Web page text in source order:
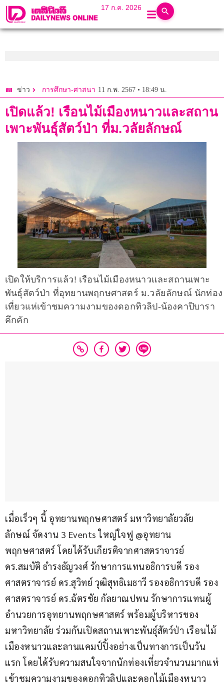
17 ก.ค. 2026
ข่าว การศึกษา-ศาสนา 11 ก.พ. 2567 • 18:49 น.
เปิดแล้ว! เรือนไม้เมืองหนาวและสถาน
เพาะพันธุ์สัตว์ป่า ที่ม.วลัยลักษณ์
เปิดให้บริการแล้ว! เรือนไม้เมืองหนาวและสถานเพาะ
พันธุ์สัตว์ป่า ที่อุทยานพฤกษศาสตร์ ม.วลัยลักษณ์ นักท่อง
เที่ยวแห่เข้าชมความงามของดอกทิวลิป-น้องคาปิบารา
คึกคัก
เมื่อเร็วๆ นี้ อุทยานพฤกษศาสตร์ มหาวิทยาลัยวลัย
ลักษณ์ จัดงาน 3 Events ใหญ่ใจฟู @อุทยาน
พฤกษศาสตร์ โดยได้รับเกียรติจากศาสตราจารย์
ดร.สมบัติ ธำรงธัญวงศ์ รักษาการแทนอธิการบดี รอง
ศาสตราจารย์ ดร.สุวิทย์ วุฒิสุทธิเมธาวี รองอธิการบดี รอง
ศาสตราจารย์ ดร.ฉัตรชัย กัลยาณปพน รักษาการแทนผู้
อำนวยการอุทยานพฤกษศาสตร์ พร้อมผู้บริหารของ
มหาวิทยาลัย ร่วมกันเปิดสถานเพาะพันธุ์สัตว์ป่า เรือนไม้
เมืองหนาวและลานแคมป์ปิ้งอย่างเป็นทางการเป็นวัน
แรก โดยได้รับความสนใจจากนักท่องเที่ยวจำนวนมากแห่
เข้าชมความงามของดอกทิวลิปและดอกไม้เมืองหนาว